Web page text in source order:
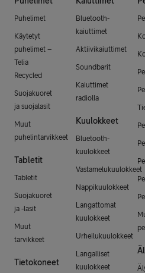
Puhelimet
Käytetyt
puhelimet –
Telia
Recycled
Suojakuoret
ja suojalasit
Muut
puhelintarvikkeet
Tabletit
Tabletit
Suojakuoret
ja -lasit
Muut
tarvikkeet
Tietokoneet
Bluetooth-
kaiuttimet
Aktiivikaiuttimet
Soundbarit
Kaiuttimet
radiolla
Kuulokkeet
Bluetooth-
kuulokkeet
Vastamelukuulokkeet
Nappikuulokkeet
Langattomat
kuulokkeet
Urheilukuulokkeet
Langalliset
kuulokkeet